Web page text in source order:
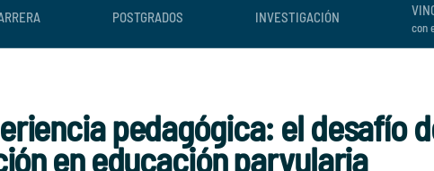
POSTGRADOS INVESTIGACIÓN
con
pedagógica: el desafío
en educación parvularia